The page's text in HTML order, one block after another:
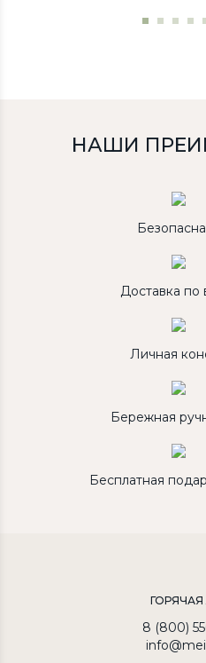
НАШИ
Доставка по
Личная
Бережная
Бесплатная
8 (800)